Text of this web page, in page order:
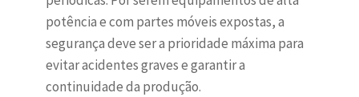
potência e com partes móveis expostas, a
segurança deve ser a prioridade máxima para
evitar acidentes graves e garantir a
continuidade da produção.